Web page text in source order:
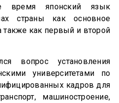
время японский язык
страны как основное
также как первый и второй
вопрос установления
университетами по
кадров для
машиностроение,